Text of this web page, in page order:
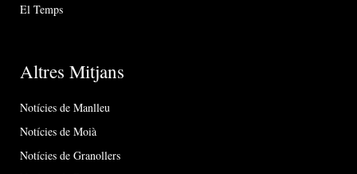
El Temps
Altres Mitjans
Notícies de Manlleu
Notícies de Moià
Notícies de Granollers